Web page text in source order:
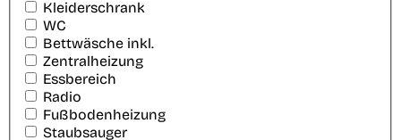
Kleiderschrank
WC
Bettwäsche inkl.
Zentralheizung
Essbereich
Radio
Fußbodenheizung
Staubsauger